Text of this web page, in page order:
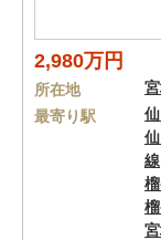
2,980万円
所在地
最寄り駅
線